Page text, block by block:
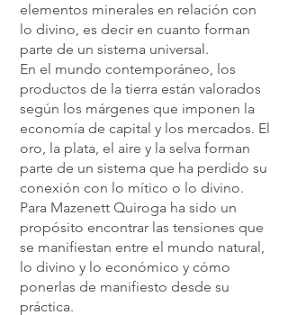
elementos minerales en relación con
lo divino, es decir en cuanto forman
parte de un sistema universal.
En el mundo contemporáneo, los
productos de la tierra están valorados
según los márgenes que imponen la
economía de capital y los mercados. El
oro, la plata, el aire y la selva forman
parte de un sistema que ha perdido su
conexión con lo mítico o lo divino.
Para Mazenett Quiroga ha sido un
propósito encontrar las tensiones que
se manifiestan entre el mundo natural,
lo divino y lo económico y cómo
ponerlas de manifiesto desde su
práctica.